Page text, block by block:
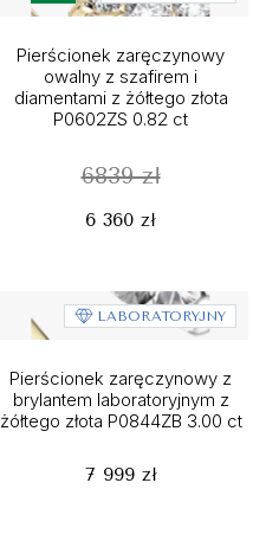
Pierścionek zaręczynowy
owalny z szafirem i
diamentami z żółtego złota
P0602ZS 0.82 ct
6839 zł
6 360 zł
LABORATORYJNY
Pierścionek zaręczynowy z
brylantem laboratoryjnym z
żółtego złota P0844ZB 3.00 ct
7 999 zł